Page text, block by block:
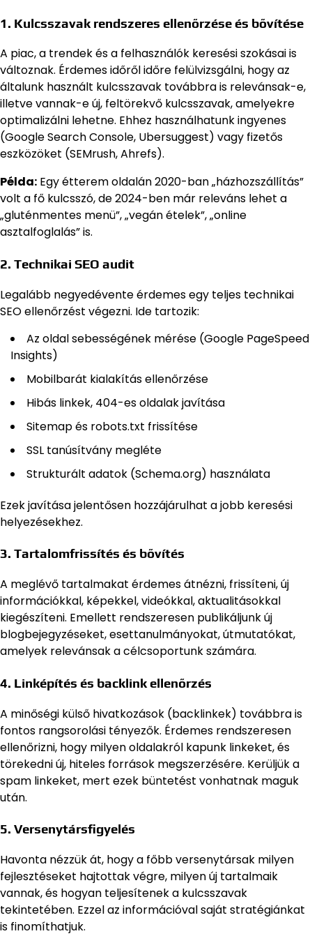
1. Kulcsszavak rendszeres ellenőrzése és bővítése
A piac, a trendek és a felhasználók keresési szokásai is
változnak. Érdemes időről időre felülvizsgálni, hogy az
általunk használt kulcsszavak továbbra is relevánsak-e,
illetve vannak-e új, feltörekvő kulcsszavak, amelyekre
optimalizálni lehetne. Ehhez használhatunk ingyenes
(Google Search Console, Ubersuggest) vagy fizetős
eszközöket (SEMrush, Ahrefs).
Példa: Egy étterem oldalán 2020-ban „házhozszállítás”
volt a fő kulcsszó, de 2024-ben már releváns lehet a
„gluténmentes menü”, „vegán ételek”, „online
asztalfoglalás” is.
2. Technikai SEO audit
Legalább negyedévente érdemes egy teljes technikai
SEO ellenőrzést végezni. Ide tartozik:
Az oldal sebességének mérése (Google PageSpeed
Insights)
Mobilbarát kialakítás ellenőrzése
Hibás linkek, 404-es oldalak javítása
Sitemap és robots.txt frissítése
SSL tanúsítvány megléte
Strukturált adatok (Schema.org) használata
Ezek javítása jelentősen hozzájárulhat a jobb keresési
helyezésekhez.
3. Tartalomfrissítés és bővítés
A meglévő tartalmakat érdemes átnézni, frissíteni, új
információkkal, képekkel, videókkal, aktualitásokkal
kiegészíteni. Emellett rendszeresen publikáljunk új
blogbejegyzéseket, esettanulmányokat, útmutatókat,
amelyek relevánsak a célcsoportunk számára.
4. Linképítés és backlink ellenőrzés
A minőségi külső hivatkozások (backlinkek) továbbra is
fontos rangsorolási tényezők. Érdemes rendszeresen
ellenőrizni, hogy milyen oldalakról kapunk linkeket, és
törekedni új, hiteles források megszerzésére. Kerüljük a
spam linkeket, mert ezek büntetést vonhatnak maguk
után.
5. Versenytársfigyelés
Havonta nézzük át, hogy a főbb versenytársak milyen
fejlesztéseket hajtottak végre, milyen új tartalmaik
vannak, és hogyan teljesítenek a kulcsszavak
tekintetében. Ezzel az információval saját stratégiánkat
is finomíthatjuk.